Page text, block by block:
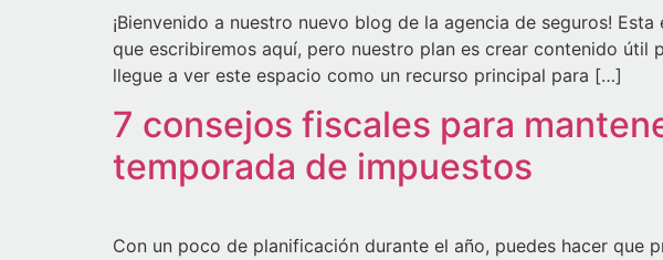
¡Bienvenido a nuestro nuevo blog de la agencia de seguros!
que escribiremos aquí, pero nuestro plan es crear contenido
llegue a ver este espacio como un recurso principal para […]
7 consejos fiscales para
temporada de impuestos
Con un poco de planificación durante el año, puedes hacer